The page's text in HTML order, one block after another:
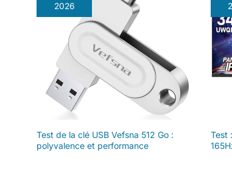
2026
Test de la clé USB Vefsna 512 Go :
polyvalence et performance
Test